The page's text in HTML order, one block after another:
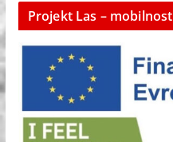
Projekt Las – mobilnost